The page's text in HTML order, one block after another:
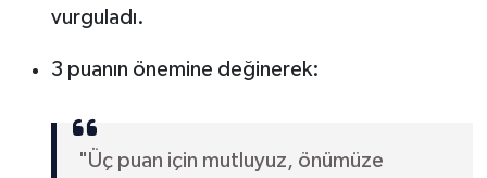
vurguladı.
3 puanın önemine değinerek:
"Üç puan için mutluyuz, önümüze
Futbolcular